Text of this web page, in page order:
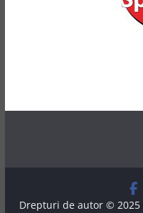
Drepturi de autor © 2025